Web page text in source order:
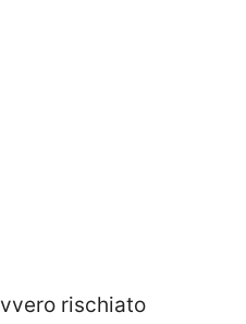
rischiato